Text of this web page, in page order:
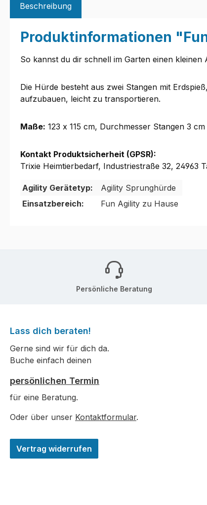
Beschreibung
Produktinformationen
So kannst du dir schnell im Garten einen kleinen
Die Hürde besteht aus zwei Stangen mit
aufzubauen, leicht zu transportieren.
Maße: 123 x 115 cm, Durchmesser Stangen 3 cm
Kontakt Produktsicherheit (GPSR):
Trixie Heimtierbedarf, Industriestraße 32, 24963
Agility Gerätetyp:
Agility Sprunghürde
Einsatzbereich:
Fun Agility zu Hause
Persönliche Beratung
Lass dich beraten!
Gerne sind wir für dich da.
Buche einfach deinen
persönlichen Termin
für eine Beratung.
Oder über unser Kontaktformular.
Vertrag widerrufen